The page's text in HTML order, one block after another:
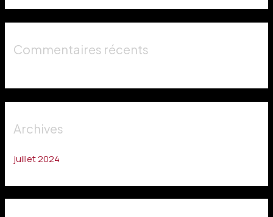
e
Commentaires récents
Archives
juillet 2024